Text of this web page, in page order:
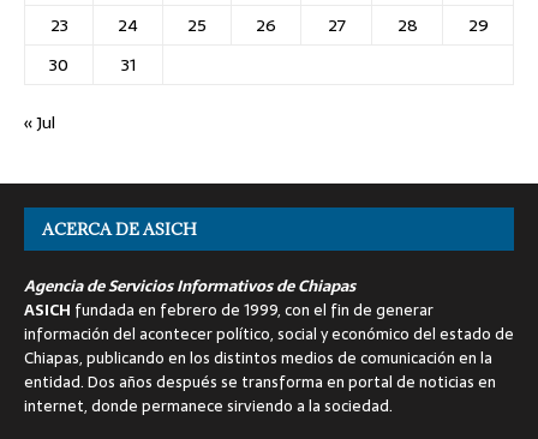
23
24 25 26 27 28
29
30
31
« Jul
ACERCA DE ASICH
Agencia de Servicios Informativos de Chiapas
ASICH fundada en febrero de 1999, con el fin de generar
información del acontecer político, social y económico del estado de
Chiapas, publicando en los distintos medios de comunicación en la
entidad. Dos años después se transforma en portal de noticias en
internet, donde permanece sirviendo a la sociedad.